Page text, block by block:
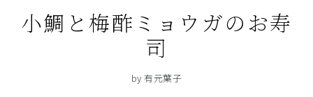
小鯛と梅酢ミョウガのお寿
司
by 有元葉子